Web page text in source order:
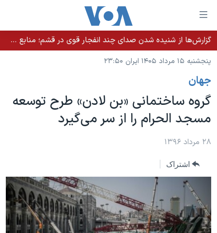
لینکهای
قابل
دسترسی
جهش
محتوای
اصلی
جهش
به
صفحه
جهش
به
جستجو
خانه
نسخه سبک وب‌سایت
موضوع ها
ایران
آمریکا
جهان
ویژه برنامه‌ها
ویدیوها
فرهنگ و زندگی
برنامه های تلویزیونی
جدول برنامه ها
صفحه‌های ویژه
۲۵۰سالگی آمریکا
بایگانی برنامه‌های تلویزیونی
مستندها
فرکانس‌های صدای آمریکا
پخش رادیویی
یادگیری زبان انگلیسی
دنبال کنید
گزارش‌ها از شنیده شدن صدای چند انفجار قوی در قشم؛ منابع حکومتی می‌گویند درگیری در تنگه هرمز بود
پنجشنبه ۱۵ مرداد ۱۴۰۵ ایران ۲۳:۵۰
جهان
گروه ساختمانی «بن لادن» طرح توسعه
مسجد الحرام را از سر می‌گیرد
۲۸ مرداد ۱۳۹۶
اشتراک